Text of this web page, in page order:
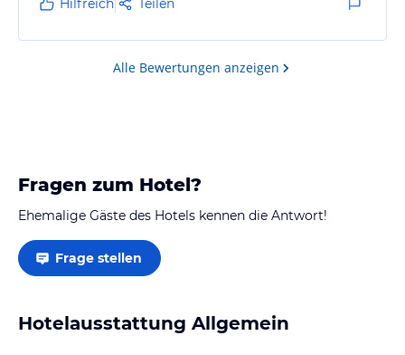
Hilfreich Teilen
Alle Bewertungen anzeigen
Fragen zum Hotel?
Ehemalige Gäste des Hotels kennen die Antwort!
Frage stellen
Hotelausstattung Allgemein